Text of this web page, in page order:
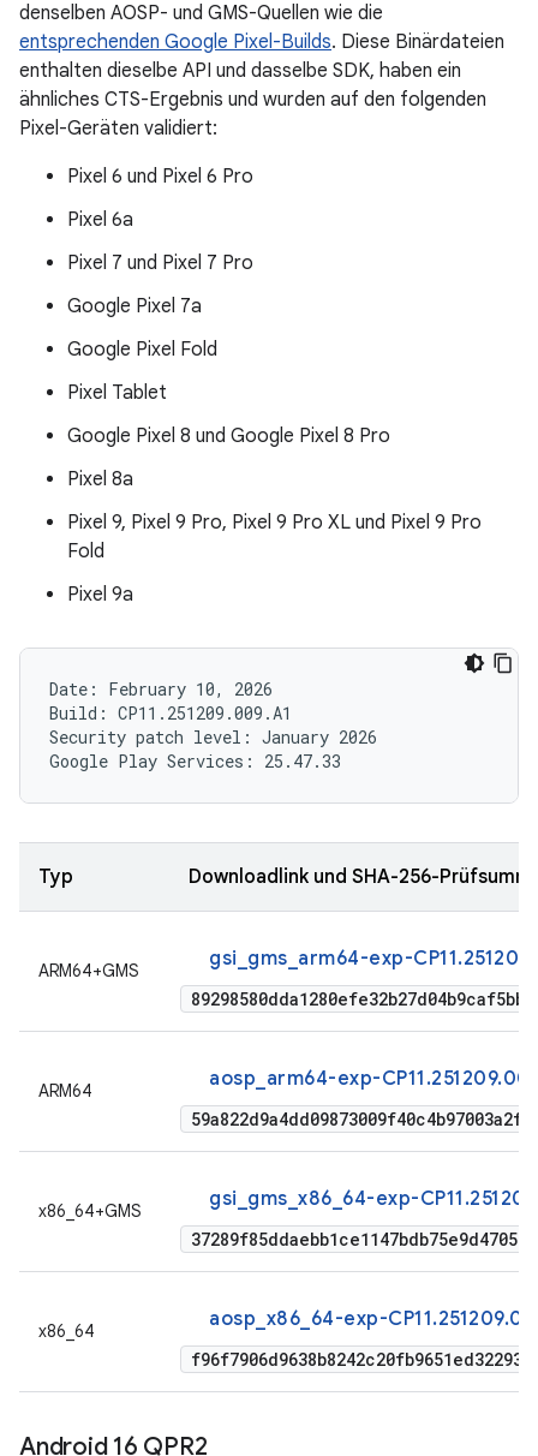
denselben AOSP- und GMS-Quellen wie die
entsprechenden Google Pixel-Builds. Diese Binärdateien
enthalten dieselbe API und dasselbe SDK, haben ein
ähnliches CTS-Ergebnis und wurden auf den folgenden
Pixel-Geräten validiert:
Pixel 6 und Pixel 6 Pro
Pixel 6a
Pixel 7 und Pixel 7 Pro
Google Pixel 7a
Google Pixel Fold
Pixel Tablet
Google Pixel 8 und Google Pixel 8 Pro
Pixel 8a
Pixel 9, Pixel 9 Pro, Pixel 9 Pro XL und Pixel 9 Pro
Fold
Pixel 9a
Date: February 10, 2026
Build: CP11.251209.009.A1
Security patch level: January 2026
Typ Downloadlink und SHA-256-
ARM64+GMS gsi_gms_arm64-exp-
ARM64 aosp_arm64-exp-
x86_64+GMS gsi_gms_x86_64-exp-
x86_64 aosp_x86_64-exp-
Android 16 QPR2